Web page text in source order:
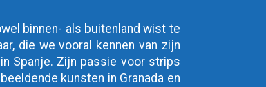
binnen- als buitenland wist te
die we vooral kennen van zijn
Spanje. Zijn passie voor strips
kunsten in Granada en